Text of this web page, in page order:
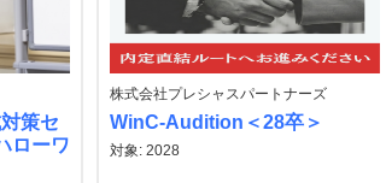
策セ
ローワ
株式会社プレシャスパートナーズ
WinC-Audition＜28卒＞
対象: 2028